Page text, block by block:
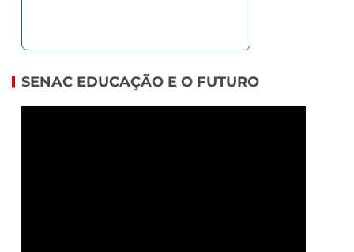
SENAC EDUCAÇÃO E O FUTURO